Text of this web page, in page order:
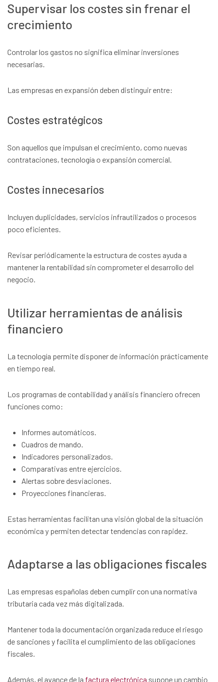
Supervisar los costes sin frenar el
crecimiento
Controlar los gastos no significa eliminar inversiones
necesarias.
Las empresas en expansión deben distinguir entre:
Costes estratégicos
Son aquellos que impulsan el crecimiento, como nuevas
contrataciones, tecnología o expansión comercial.
Costes innecesarios
Incluyen duplicidades, servicios infrautilizados o procesos
poco eficientes.
Revisar periódicamente la estructura de costes ayuda a
mantener la rentabilidad sin comprometer el desarrollo del
negocio.
Utilizar herramientas de análisis
financiero
La tecnología permite disponer de información prácticamente
en tiempo real.
Los programas de contabilidad y análisis financiero ofrecen
funciones como:
Informes automáticos.
Cuadros de mando.
Indicadores personalizados.
Comparativas entre ejercicios.
Alertas sobre desviaciones.
Proyecciones financieras.
Estas herramientas facilitan una visión global de la situación
económica y permiten detectar tendencias con rapidez.
Adaptarse a las obligaciones fiscales
Las empresas españolas deben cumplir con una normativa
tributaria cada vez más digitalizada.
Mantener toda la documentación organizada reduce el riesgo
de sanciones y facilita el cumplimiento de las obligaciones
fiscales.
Además, el avance de la factura electrónica supone un cambio